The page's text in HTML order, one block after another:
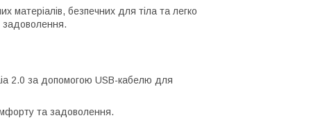
матеріалів, безпечних для тіла та легко
задоволення.
2.0 за допомогою USB-кабелю для
та задоволення.